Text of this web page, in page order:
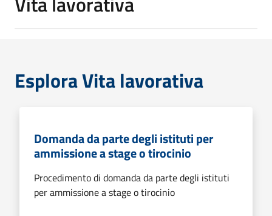
Esplora Vita lavorativa
Domanda da parte degli istituti per
ammissione a stage o tirocinio
Procedimento di domanda da parte degli istituti
per ammissione a stage o tirocinio